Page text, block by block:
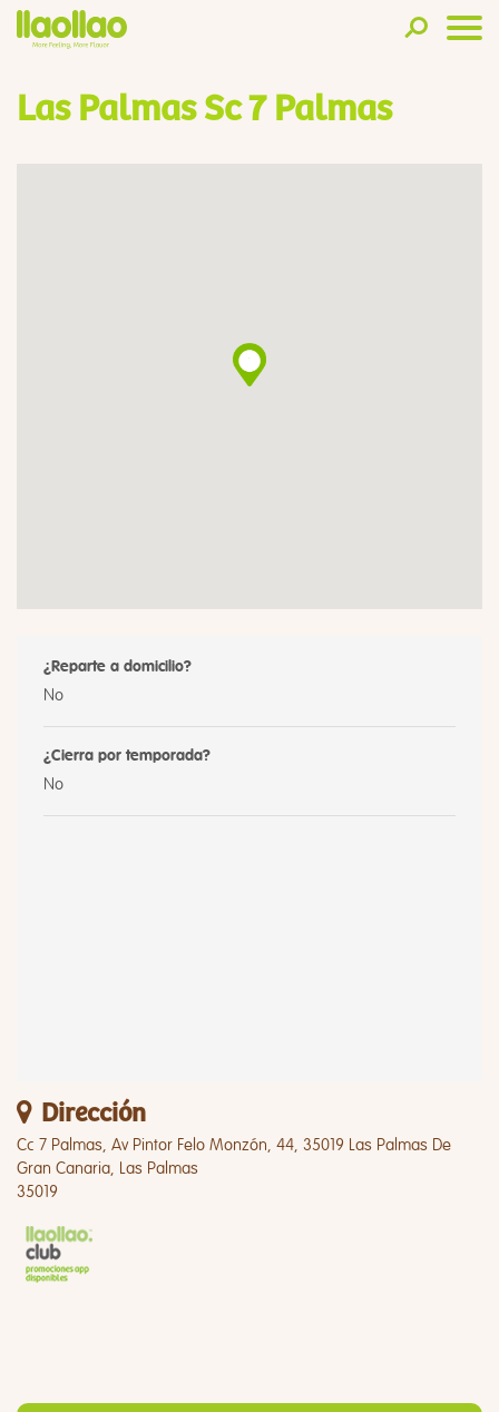
Las Palmas Sc 7 Palmas
¿Reparte a domicilio?
No
¿Cierra por temporada?
No
Dirección
Cc 7 Palmas, Av Pintor Felo Monzón, 44, 35019 Las Palmas De
Gran Canaria, Las Palmas
35019